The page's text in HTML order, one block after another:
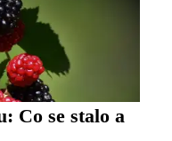
Co se stalo a